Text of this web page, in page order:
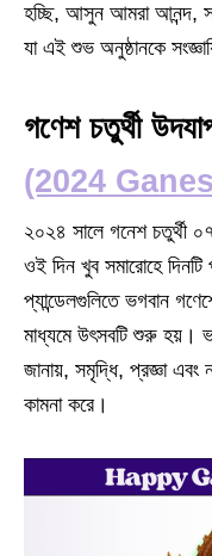
হচ্ছি, আসুন আমরা আনন্দ,
যা এই শুভ অনুষ্ঠানকে
গণেশ চতুর্থী
(2024
২০২৪ সালে গনেশ চতুর্থী
ওই দিন খুব সমারোহে
প্যান্ডেলগুলিতে ভগবান
মাধ্যমে উৎসবটি শুরু হয়।
জানায়, সমৃদ্ধি, প্রজ্ঞা
কামনা করে।